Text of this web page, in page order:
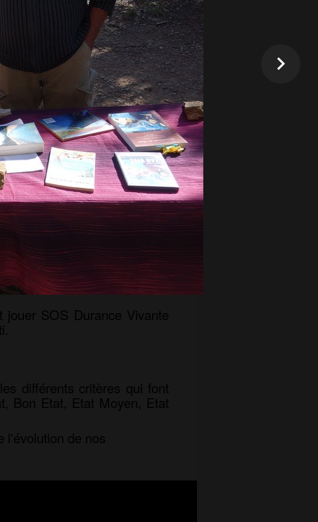
à Peyrolles (Bouches du
rivières Durance et Verdon
SOS Durance Vivante
différents critères qui font
Bon Etat, Etat Moyen, Etat
l'évolution de nos